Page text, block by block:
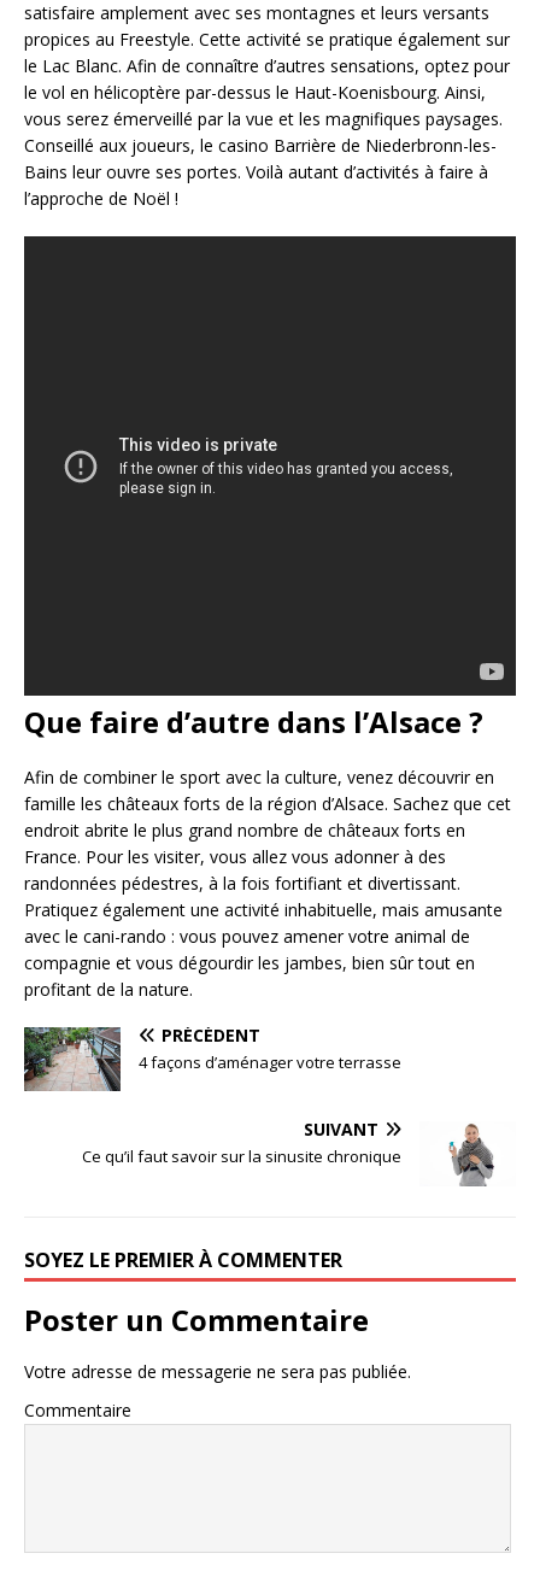
satisfaire amplement avec ses montagnes et leurs versants
propices au Freestyle. Cette activité se pratique également sur
le Lac Blanc. Afin de connaître d’autres sensations, optez pour
le vol en hélicoptère par-dessus le Haut-Koenisbourg. Ainsi,
vous serez émerveillé par la vue et les magnifiques paysages.
Conseillé aux joueurs, le casino Barrière de Niederbronn-les-
Bains leur ouvre ses portes. Voilà autant d’activités à faire à
l’approche de Noël !
Que faire d’autre dans l’Alsace ?
Afin de combiner le sport avec la culture, venez découvrir en
famille les châteaux forts de la région d’Alsace. Sachez que cet
endroit abrite le plus grand nombre de châteaux forts en
France. Pour les visiter, vous allez vous adonner à des
randonnées pédestres, à la fois fortifiant et divertissant.
Pratiquez également une activité inhabituelle, mais amusante
avec le cani-rando : vous pouvez amener votre animal de
compagnie et vous dégourdir les jambes, bien sûr tout en
profitant de la nature.
PRÉCÉDENT
4 façons d’aménager votre terrasse
SUIVANT
Ce qu’il faut savoir sur la sinusite chronique
SOYEZ LE PREMIER À COMMENTER
Poster un Commentaire
Votre adresse de messagerie ne sera pas publiée.
Commentaire